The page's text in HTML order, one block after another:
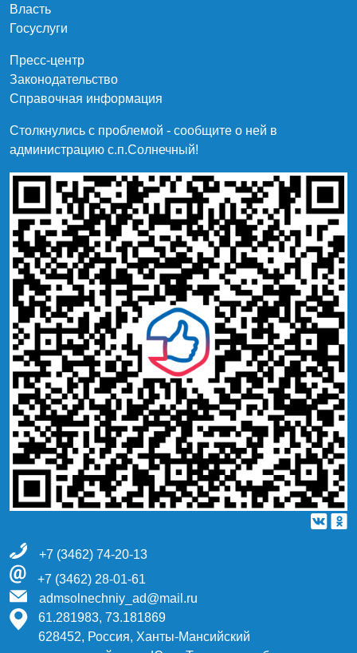
Власть
Госуслуги
Пресс-центр
Законодательство
Справочная информация
Столкнулись с проблемой - сообщите о ней в
администрацию c.п.Солнечный!
+7 (3462) 74-20-13
+7 (3462) 28-01-61
admsolnechniy_ad@mail.ru
61.281983, 73.181869
628452, Россия, Ханты-Мансийский